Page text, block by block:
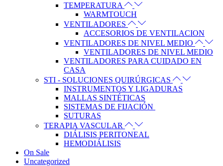
TEMPERATURA
WARMTOUCH
VENTILADORES
ACCESORIOS DE VENTILACION
VENTILADORES DE NIVEL MEDIO
VENTILADORES DE NIVEL MEDIO
VENTILADORES PARA CUIDADO EN
CASA
STI - SOLUCIONES QUIRÚRGICAS
INSTRUMENTOS Y LIGADURAS
MALLAS SINTÉTICAS
SISTEMAS DE FIJACIÓN
SUTURAS
TERAPIA VASCULAR
DIÁLISIS PERITONEAL
HEMODIÁLISIS
On Sale
Uncategorized